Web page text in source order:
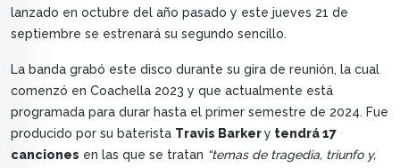
lanzado en octubre del año pasado y este jueves 21 de
septiembre se estrenará su segundo sencillo.
La banda grabó este disco durante su gira de reunión, la cual
comenzó en Coachella 2023 y que actualmente está
programada para durar hasta el primer semestre de 2024. Fue
producido por su baterista Travis Barkery tendrá 17
canciones en las que se tratan “temas de tragedia, triunfo y,